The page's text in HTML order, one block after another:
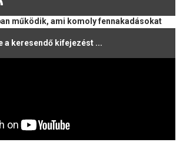
működik, ami komoly fennakadásokat